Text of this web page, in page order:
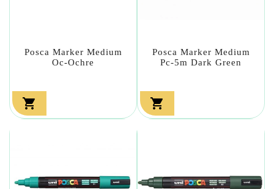
Posca Marker Medium
Oc-Ochre

Posca Marker Medium
Pc-5m Dark Green
